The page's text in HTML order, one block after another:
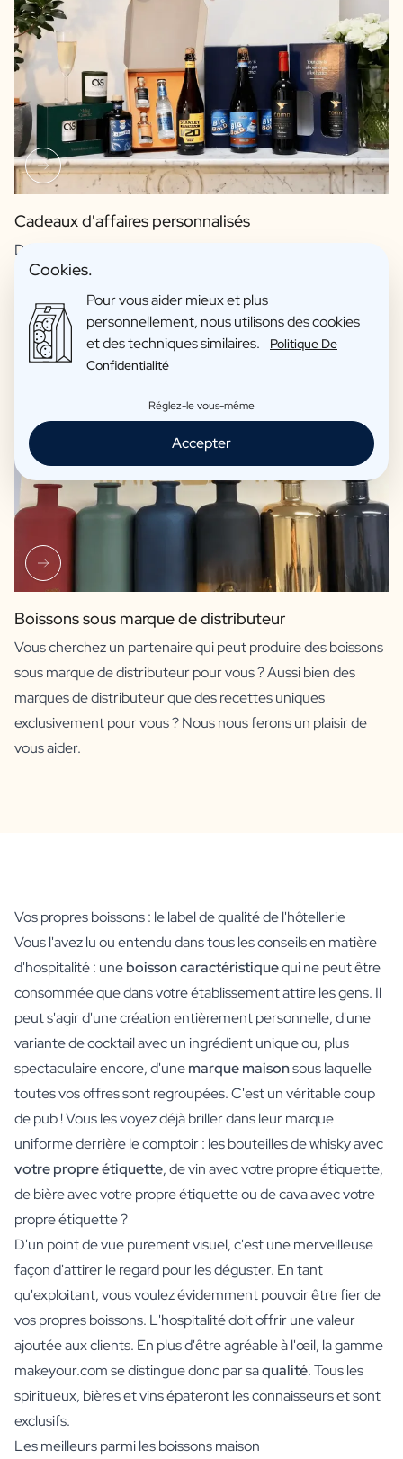
Cadeaux d'affaires personnalisés
Découvrez comment nos cadeaux d'entreprise
personnalisés peuvent vous aider à renforcer vos liens
commerciaux et à favoriser des partenariats à long terme.
Boissons sous marque de distributeur
Vous cherchez un partenaire qui peut produire des boissons
sous marque de distributeur pour vous ? Aussi bien des
marques de distributeur que des recettes uniques
exclusivement pour vous ? Nous nous ferons un plaisir de
vous aider.
Vos propres boissons : le label de qualité de l'hôtellerie
Vous l'avez lu ou entendu dans tous les conseils en matière
d'hospitalité : uneboisson caractéristiquequi ne peut être
consommée que dans votre établissement attire les gens. Il
peut s'agir d'une création entièrement personnelle, d'une
variante de cocktail avec un ingrédient unique ou, plus
spectaculaire encore, d'unemarque maisonsous laquelle
toutes vos offres sont regroupées. C'est un véritable coup
de pub ! Vous les voyez déjà briller dans leur marque
uniforme derrière le comptoir : les bouteilles de whisky avec
votre propre étiquette, de vin avec votre propre étiquette,
de bière avec votre propre étiquette ou de cava avec votre
propre étiquette ?
D'un point de vue purement visuel, c'est une merveilleuse
façon d'attirer le regard pour les déguster. En tant
qu'exploitant, vous voulez évidemment pouvoir être fier de
vos propres boissons. L'hospitalité doit offrir une valeur
ajoutée aux clients. En plus d'être agréable à l'œil, la gamme
makeyour.com se distingue donc par saqualité. Tous les
spiritueux, bières et vins épateront les connaisseurs et sont
exclusifs.
Les meilleurs parmi les boissons maison
Cookies.
Pour vous aider mieux et plus
personnellement, nous utilisons des cookies
et des techniques similaires.
Politique De
Confidentialité
Réglez-le vous-même
Accepter